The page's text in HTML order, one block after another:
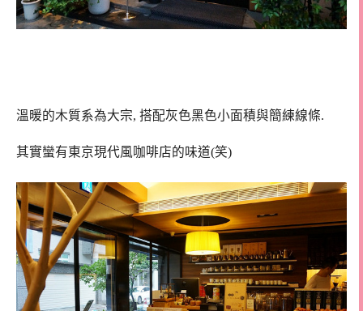
溫暖的木質系為大宗, 搭配灰色黑色小面積與簡練線條.
其實蠻有東京現代風咖啡店的味道(笑)